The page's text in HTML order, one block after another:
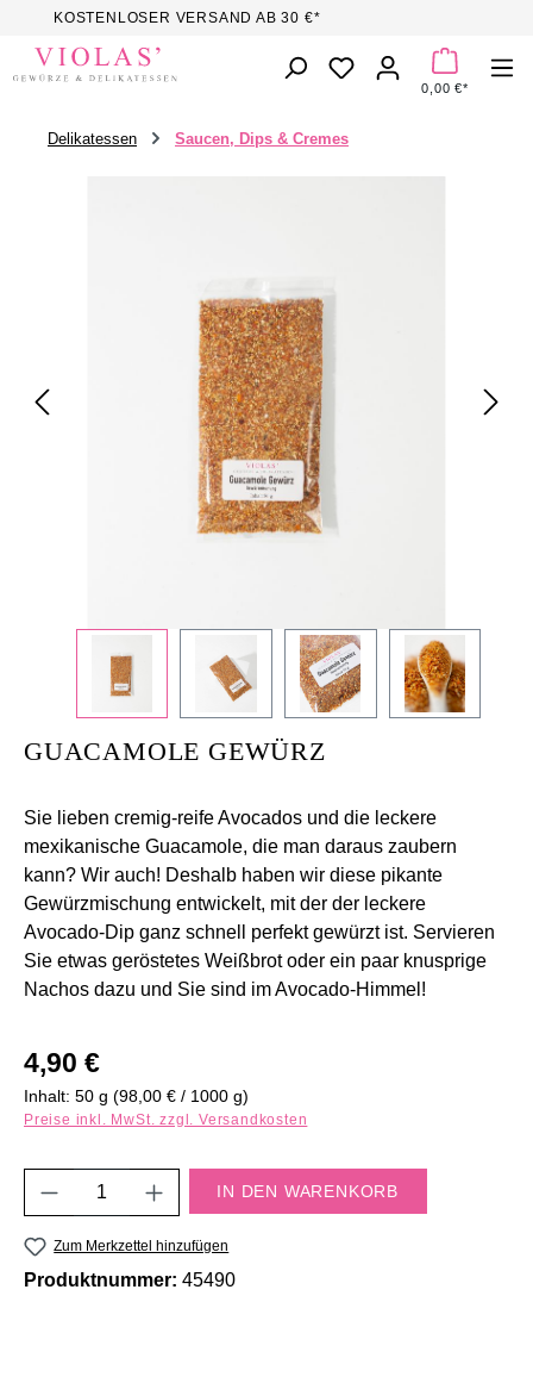
Zum Hauptinhalt springen
KOSTENLOSER VERSAND AB 30 €*
DU HAST 0
0,00 €*
Delikatessen Saucen, Dips & Cremes
GUACAMOLE GEWÜRZ
Sie lieben cremig-reife Avocados und die leckere
mexikanische Guacamole, die man daraus zaubern
kann? Wir auch! Deshalb haben wir diese pikante
Gewürzmischung entwickelt, mit der der leckere
Avocado-Dip ganz schnell perfekt gewürzt ist. Servieren
Sie etwas geröstetes Weißbrot oder ein paar knusprige
Nachos dazu und Sie sind im Avocado-Himmel!
Regulärer Preis:
4,90 €
Inhalt: 50 g (98,00 € / 1000 g)
Preise inkl. MwSt. zzgl. Versandkosten
Produkt Anzahl: Gib den gewünschten
IN DEN WARENKORB
Zum Merkzettel hinzufügen
Produktnummer: 45490